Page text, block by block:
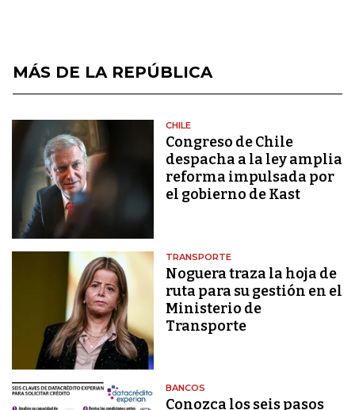
MÁS DE LA REPÚBLICA
CHILE
Congreso de Chile
despacha a la ley amplia
reforma impulsada por
el gobierno de Kast
TRANSPORTE
Noguera traza la hoja de
ruta para su gestión en el
Ministerio de
Transporte
BANCOS
Conozca los seis pasos